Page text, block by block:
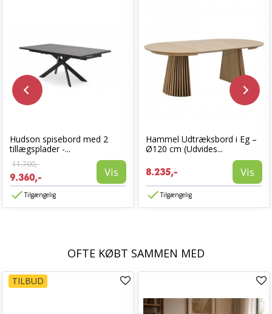
Hudson spisebord med 2
tillægsplader -...
11.700,-
9.360,- Vis
Tilgængelig
Hammel Udtræksbord i Eg –
Ø120 cm (Udvides...
8.235,- Vis
Tilgængelig
OFTE KØBT SAMMEN MED
TILBUD